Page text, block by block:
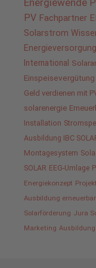
Energiewende
PV Fachpartner
Solarstrom
Energieversorgung
International
Einspeisevergütung
Geld verdienen mit
solarenergie
Installation
Ausbildung IBC
Montagesystem
SOLAR EEG-Umlage
Energiekonzept Projekt
Ausbildung
Solarförderung Jura
Marketing Ausbildung